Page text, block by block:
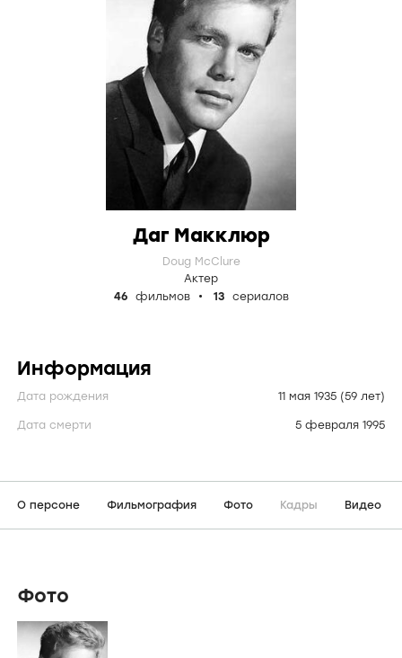
Даг Макклюр
Doug McClure
Актер
46
фильмов 13 сериалов
Информация
Дата рождения 11 мая 1935 (59 лет)
Дата смерти 5 февраля 1995
О персоне Фильмография Фото Кадры Видео
Фото